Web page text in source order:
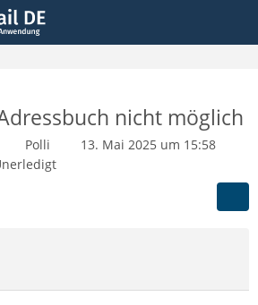
nicht möglich
Polli
13. Mai 2025 um 15:58